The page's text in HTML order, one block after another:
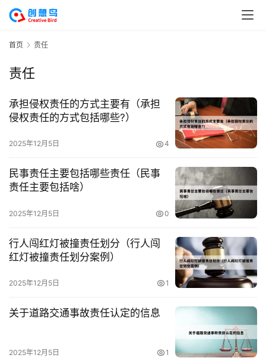
首
首页 责任
责任
承担侵权责任的方式主要有（承担
侵权责任的方式包括哪些?）
2025年12月5日 4
民事责任主要包括哪些责任（民事
责任主要包括啥）
2025年12月5日 0
行人闯红灯被撞责任划分（行人闯
红灯被撞责任划分案例）
2025年12月5日 1
关于道路交通事故责任认定的信息
2025年12月5日 1